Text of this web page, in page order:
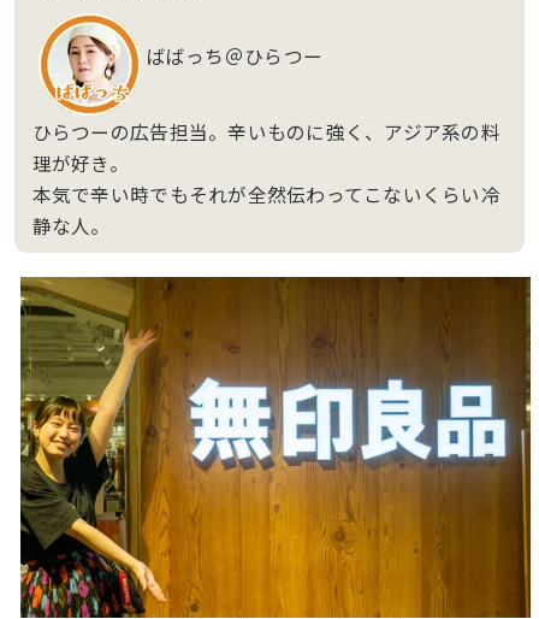
ばばっち＠ひらつー
ひらつーの広告担当。辛いものに強く、アジア系の料
理が好き。
本気で辛い時でもそれが全然伝わってこないくらい冷
静な人。